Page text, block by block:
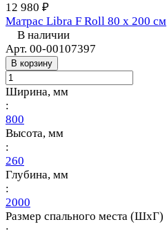
12 980 ₽
Матрас Libra F Roll 80 х 200 см
В наличии
Арт. 00-00107397
В корзину
Ширина, мм
:
800
Высота, мм
:
260
Глубина, мм
:
2000
Размер спального места (ШхГ)